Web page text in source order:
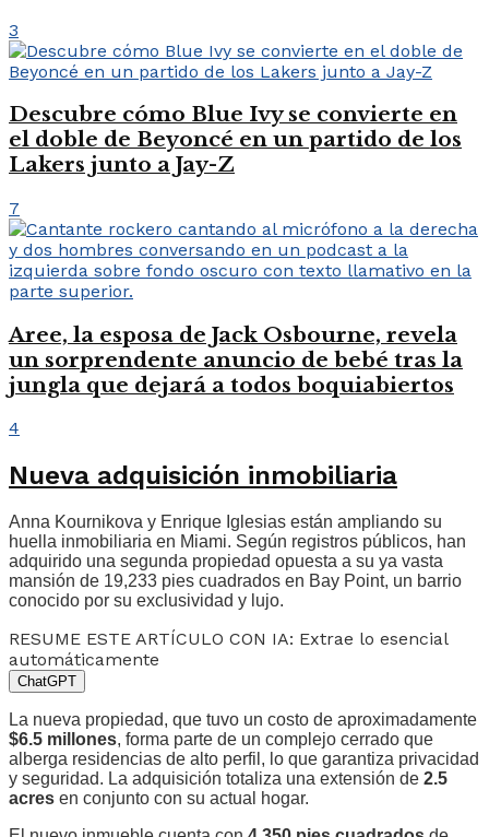
3
Descubre cómo Blue Ivy se convierte en
el doble de Beyoncé en un partido de los
Lakers junto a Jay-Z
7
Aree, la esposa de Jack Osbourne, revela
un sorprendente anuncio de bebé tras la
jungla que dejará a todos boquiabiertos
4
Nueva adquisición inmobiliaria
Anna Kournikova y Enrique Iglesias están ampliando su
huella inmobiliaria en Miami. Según registros públicos, han
adquirido una segunda propiedad opuesta a su ya vasta
mansión de 19,233 pies cuadrados en Bay Point, un barrio
conocido por su exclusividad y lujo.
RESUME ESTE ARTÍCULO CON IA: Extrae lo esencial
automáticamente
ChatGPT
La nueva propiedad, que tuvo un costo de aproximadamente
$6.5 millones, forma parte de un complejo cerrado que
alberga residencias de alto perfil, lo que garantiza privacidad
y seguridad. La adquisición totaliza una extensión de 2.5
acres en conjunto con su actual hogar.